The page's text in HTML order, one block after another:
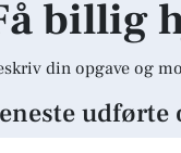
billig
din opgave og
udførte